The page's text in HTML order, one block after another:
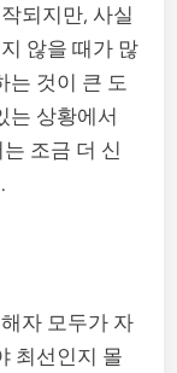
되지만, 사실
않을 때가 많
는 것이 큰 도
는 상황에서
조금 더 신
자 모두가 자
최선인지 몰